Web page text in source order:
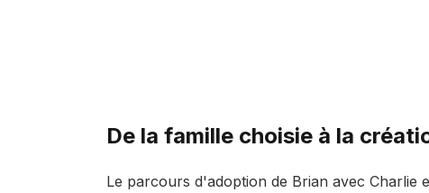
De la famille choisie à la
Le parcours d'adoption de Brian avec Charlie